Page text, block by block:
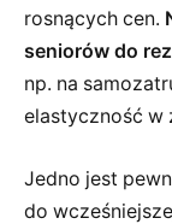
rosnących cen.
seniorów do
np. na
elastyczność w
Jedno jest
do